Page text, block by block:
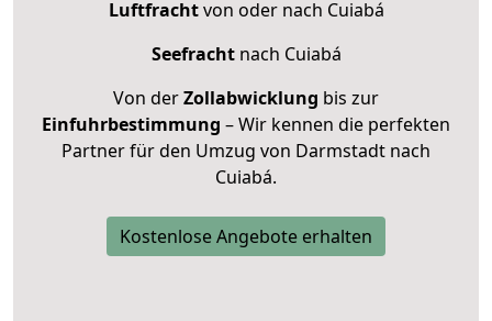
Luftfrachtvon oder nach Cuiabá
Seefrachtnach Cuiabá
Von derZollabwicklung bis zur
Einfuhrbestimmung – Wir kennen die perfekten
Partner für den Umzug von Darmstadt nach
Cuiabá.
Kostenlose Angebote erhalten